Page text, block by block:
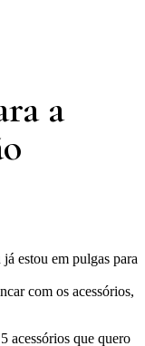
a
estou em pulgas para
com os acessórios,
acessórios que quero